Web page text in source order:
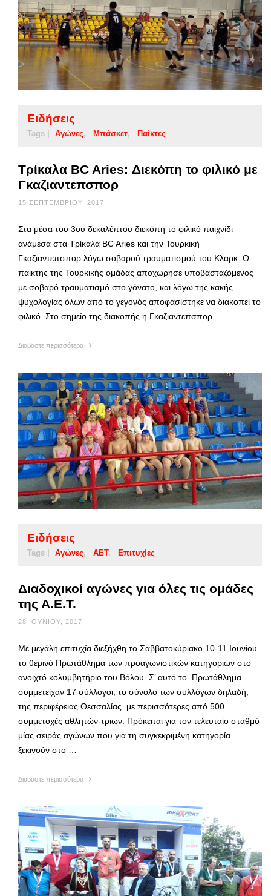
Ειδήσεις
Tags | Αγώνες Μπάσκετ Παίκτες
Τρίκαλα BC Aries: Διεκόπη το φιλικό με
Γκαζιαντεπσπορ
15 ΣΕΠΤΕΜΒΡΊΟΥ, 2017
Στα μέσα του 3ου δεκαλέπτου διεκόπη το φιλικό παιχνίδι
ανάμεσα στα Τρίκαλα BC Aries και την Τουρκική
Γκαζιαντεπσπορ λόγω σοβαρού τραυματισμού του Κλαρκ. Ο
παίκτης της Τουρκικής ομάδας αποχώρησε υποβασταζόμενος
με σοβαρό τραυματισμό στο γόνατο, και λόγω της κακής
ψυχολογίας όλων από το γεγονός αποφασίστηκε να διακοπεί το
φιλικό. Στο σημείο της διακοπής η Γκαζιαντεπσπορ …
Διαβάστε περισσότερα
Ειδήσεις
Tags | Αγώνες ΑΕΤ Επιτυχίες
Διαδοχικοί αγώνες για όλες τις ομάδες
της Α.Ε.Τ.
28 ΙΟΥΝΊΟΥ, 2017
Με μεγάλη επιτυχία διεξήχθη το Σαββατοκύριακο 10-11 Ιουνίου
το θερινό Πρωτάθλημα των προαγωνιστικών κατηγοριών στο
ανοιχτό κολυμβητήριο του Βόλου. Σ’ αυτό το Πρωτάθλημα
συμμετείχαν 17 σύλλογοι, το σύνολο των συλλόγων δηλαδή,
της περιφέρειας Θεσσαλίας με περισσότερες από 500
συμμετοχές αθλητών-τριων. Πρόκειται για τον τελευταίο σταθμό
μίας σειράς αγώνων που για τη συγκεκριμένη κατηγορία
ξεκινούν στο …
Διαβάστε περισσότερα